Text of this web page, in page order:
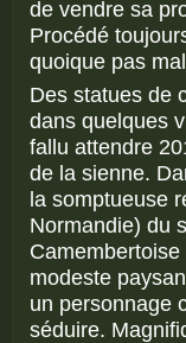
de vendre sa
Procédé
quoique pas
Des statues de
dans quelques
fallu attendre
de la sienne.
la somptueuse
Normandie) du
modeste
un personnage
séduire.